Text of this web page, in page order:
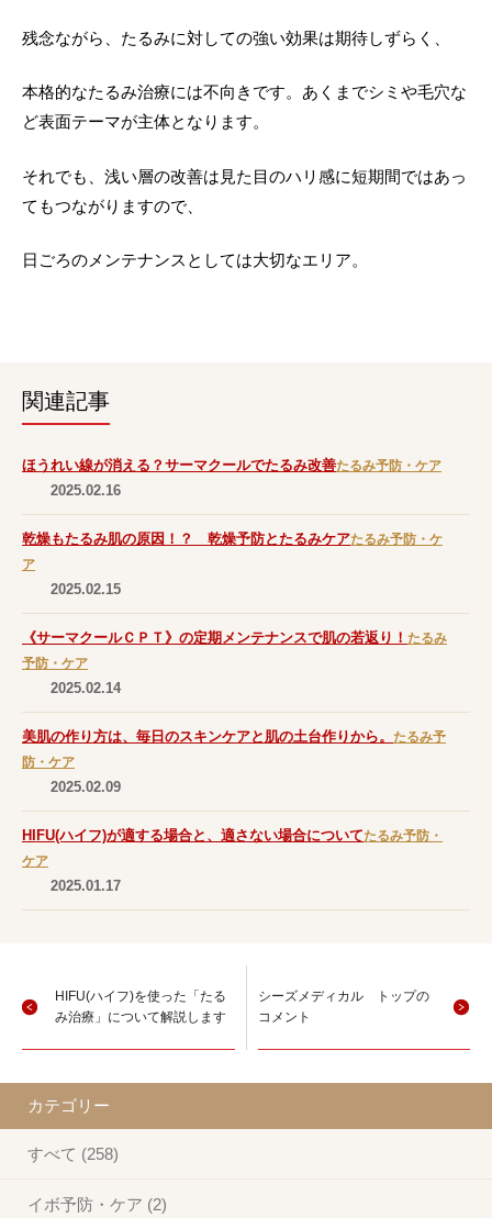
残念ながら、たるみに対しての強い効果は期待しずらく、
本格的なたるみ治療には不向きです。あくまでシミや毛穴な
ど表面テーマが主体となります。
それでも、浅い層の改善は見た目のハリ感に短期間ではあっ
てもつながりますので、
日ごろのメンテナンスとしては大切なエリア。
関連記事
ほうれい線が消える？サーマクールでたるみ改善たるみ予防・ケア
2025.02.16
乾燥もたるみ肌の原因！？ 乾燥予防とたるみケアたるみ予防・ケ
ア
2025.02.15
《サーマクールＣＰＴ》の定期メンテナンスで肌の若返り！ たるみ
予防・ケア
2025.02.14
美肌の作り方は、毎日のスキンケアと肌の土台作りから。 たるみ予
防・ケア
2025.02.09
HIFU(ハイフ)が適する場合と、適さない場合についてたるみ予防・
ケア
2025.01.17
HIFU(ハイフ)を使った「たる
み治療」について解説します
シーズメディカル トップの
コメント
カテゴリー
すべて (258)
イボ予防・ケア (2)